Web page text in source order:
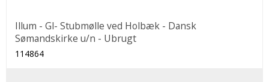
Illum - Gl- Stubmølle ved Holbæk - Dansk
Sømandskirke u/n - Ubrugt
114864